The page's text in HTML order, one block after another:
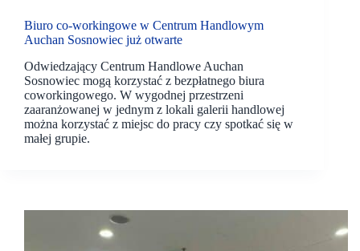
Biuro co-workingowe w Centrum Handlowym
Auchan Sosnowiec już otwarte
Odwiedzający Centrum Handlowe Auchan
Sosnowiec mogą korzystać z bezpłatnego biura
coworkingowego. W wygodnej przestrzeni
zaaranżowanej w jednym z lokali galerii handlowej
można korzystać z miejsc do pracy czy spotkać się w
małej grupie.